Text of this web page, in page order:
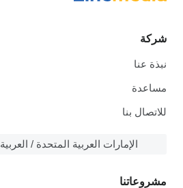
شركة
نبذة عنا
مساعدة
للاتصال بنا
الإمارات العربية المتحدة / العربية
مشروعاتنا